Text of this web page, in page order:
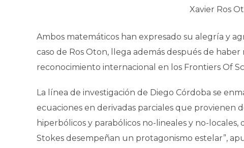
Xavier Ros
Ambos matemáticos han expresado su alegría y
caso de Ros Oton, llega además después de
reconocimiento internacional en los Frontiers Of
La línea de investigación de Diego Córdoba se
ecuaciones en derivadas parciales que provienen
hiperbólicos y parabólicos no-lineales y no-
Stokes desempeñan un protagonismo estelar”,